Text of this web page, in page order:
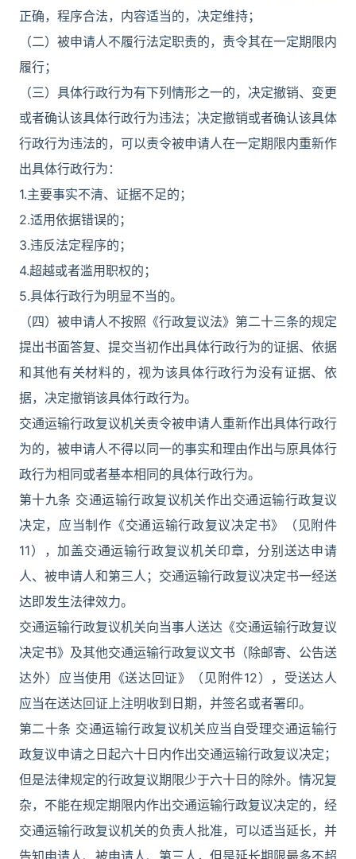
正确，程序合法，内容适当的，决定维持；
（二）被申请人不履行法定职责的，责令其在一定期限内
履行；
（三）具体行政行为有下列情形之一的，决定撤销、变更
或者确认该具体行政行为违法；决定撤销或者确认该具体
行政行为违法的，可以责令被申请人在一定期限内重新作
出具体行政行为：
1.主要事实不清、证据不足的；
2.适用依据错误的；
3.违反法定程序的；
4.超越或者滥用职权的；
5.具体行政行为明显不当的。
（四）被申请人不按照《行政复议法》第二十三条的规定
提出书面答复、提交当初作出具体行政行为的证据、依据
和其他有关材料的，视为该具体行政行为没有证据、依
据，决定撤销该具体行政行为。
交通运输行政复议机关责令被申请人重新作出具体行政行
为的，被申请人不得以同一的事实和理由作出与原具体行
政行为相同或者基本相同的具体行政行为。
第十九条 交通运输行政复议机关作出交通运输行政复议
决定，应当制作《交通运输行政复议决定书》（见附件
11），加盖交通运输行政复议机关印章，分别送达申请
人、被申请人和第三人；交通运输行政复议决定书一经送
达即发生法律效力。
交通运输行政复议机关向当事人送达《交通运输行政复议
决定书》及其他交通运输行政复议文书（除邮寄、公告送
达外）应当使用《送达回证》（见附件12），受送达人
应当在送达回证上注明收到日期，并签名或者署印。
第二十条 交通运输行政复议机关应当自受理交通运输行
政复议申请之日起六十日内作出交通运输行政复议决定；
但是法律规定的行政复议期限少于六十日的除外。情况复
杂，不能在规定期限内作出交通运输行政复议决定的，经
交通运输行政复议机关的负责人批准，可以适当延长，并
告知申请人、被申请人、第三人，但是延长期限最多不超